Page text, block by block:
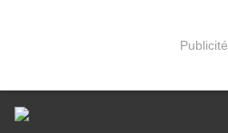
Publicité